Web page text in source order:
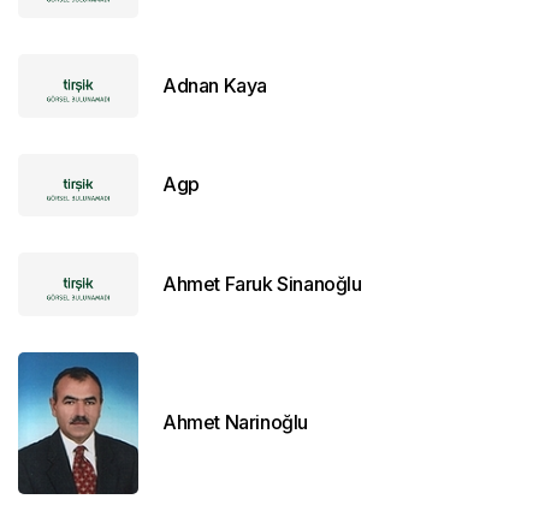
Adnan Kaya
Agp
Ahmet Faruk Sinanoğlu
Ahmet Narinoğlu